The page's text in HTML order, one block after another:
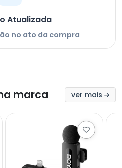
Atualizada
no ato da compra
marca ver mais